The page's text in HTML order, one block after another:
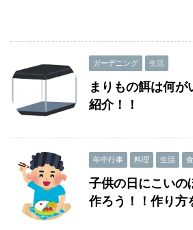
ガーデニング 生活
まりもの餌は何が
紹介！！
年中行事 料理 生活
子供の日にこいの
作ろう！！作り方